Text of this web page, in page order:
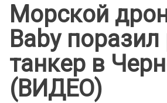
Морской
Baby
танкер в
(ВИДЕО)